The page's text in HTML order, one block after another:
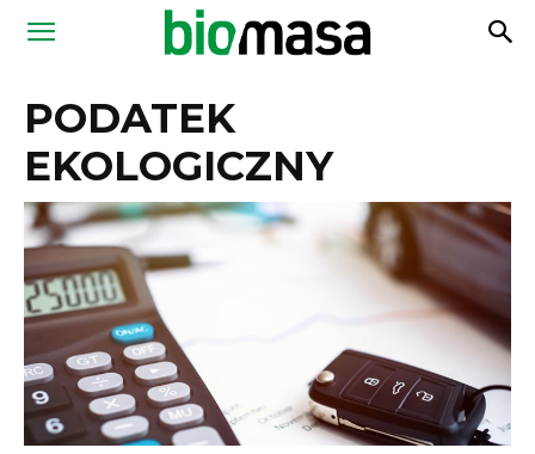
Magazyn
PODATEK
EKOLOGICZNY